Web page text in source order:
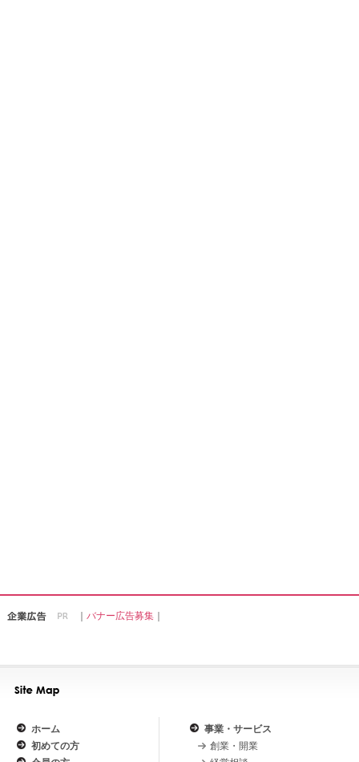
｜ バナー広告募集 ｜
ホーム
初めての方
事業・サービス
創業・開業